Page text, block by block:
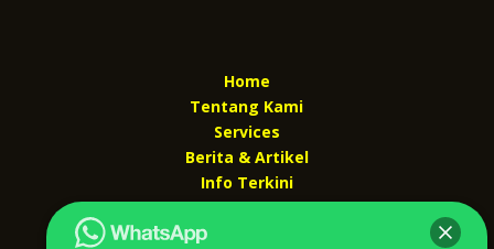
Home
Tentang Kami
Services
Berita & Artikel
Info Terkini
Kontak Kami